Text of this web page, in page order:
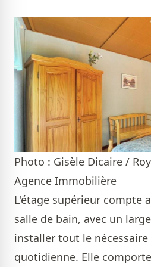
Photo : Gisèle Dicaire /
Agence Immobilière
L'étage supérieur compte
salle de bain, avec un
installer tout le
quotidienne. Elle